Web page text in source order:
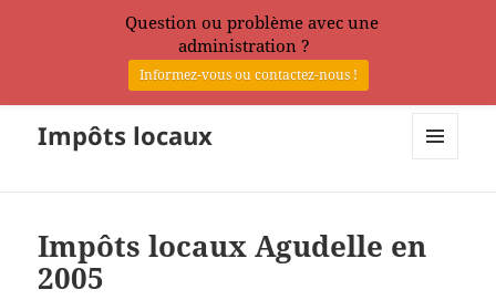
Impôts locaux
Impôts locaux Agudelle en
2005
Question ou problème avec une
administration ?
Informez-vous ou contactez-nous !